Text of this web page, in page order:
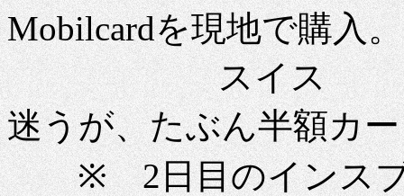
Mobilcardを現地で購入。
スイス スイス
迷うが、たぶん半額カ
※ 2日目のインスブ